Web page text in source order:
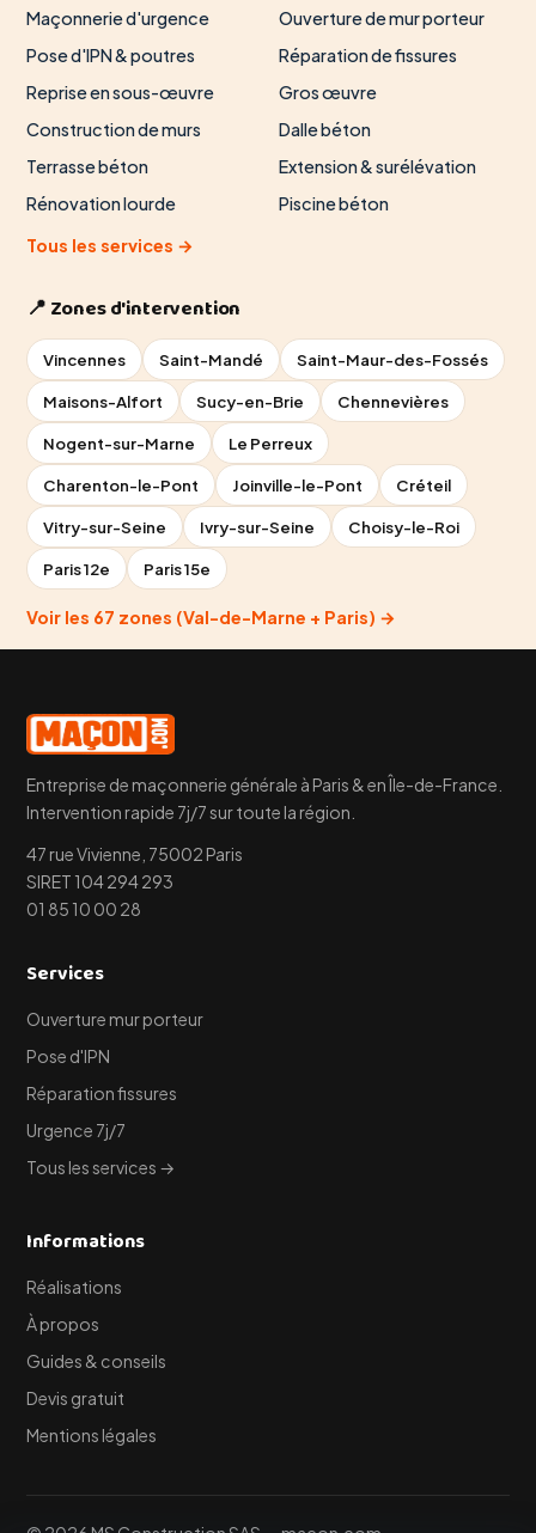
Maçonnerie d'urgence
Ouverture de mur porteur
Pose d'IPN & poutres
Réparation de fissures
Reprise en sous-œuvre
Gros œuvre
Construction de murs
Dalle béton
Terrasse béton
Extension & surélévation
Rénovation lourde
Piscine béton
Tous les services →
📍 Zones d'intervention
Vincennes Saint-Mandé Saint-Maur-des-Fossés
Maisons-Alfort Sucy-en-Brie Chennevières
Nogent-sur-Marne Le Perreux
Charenton-le-Pont Joinville-le-Pont Créteil
Vitry-sur-Seine Ivry-sur-Seine Choisy-le-Roi
Paris 12e Paris 15e
Voir les 67 zones (Val-de-Marne + Paris) →
Entreprise de maçonnerie générale à Paris & en Île-de-France.
Intervention rapide 7j/7 sur toute la région.
47 rue Vivienne, 75002 Paris
SIRET 104 294 293
01 85 10 00 28
Services
Ouverture mur porteur
Pose d'IPN
Réparation fissures
Urgence 7j/7
Tous les services →
Informations
Réalisations
À propos
Guides & conseils
Devis gratuit
Mentions légales